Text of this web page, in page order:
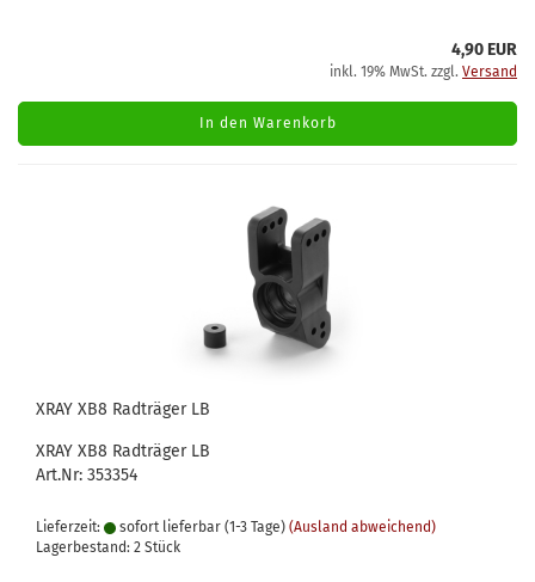
4,90 EUR
inkl. 19% MwSt. zzgl. Versand
In den Warenkorb
XRAY XB8 Radträger LB
XRAY XB8 Radträger LB
Art.Nr: 353354
Lieferzeit: sofort lieferbar (1-3 Tage) (Ausland abweichend)
Lagerbestand: 2 Stück